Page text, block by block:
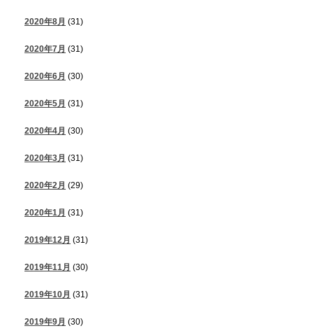
2020年8月 (31)
2020年7月 (31)
2020年6月 (30)
2020年5月 (31)
2020年4月 (30)
2020年3月 (31)
2020年2月 (29)
2020年1月 (31)
2019年12月 (31)
2019年11月 (30)
2019年10月 (31)
2019年9月 (30)